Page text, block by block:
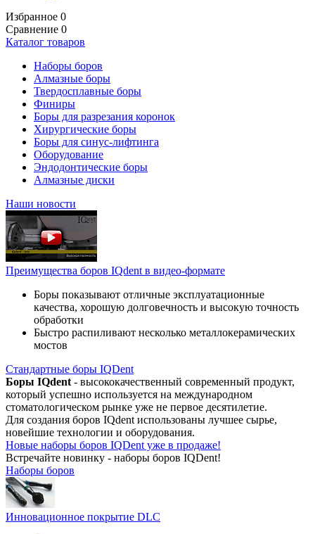
Избранное 0
Сравнение 0
Каталог товаров
Наборы боров
Алмазные боры
Твердосплавные боры
Финиры
Боры для разрезания коронок
Хирургические боры
Боры для синус-лифтинга
Оборудование
Эндодонтические боры
Алмазные диски
Наши новости
Преимущества боров IQdent в видео-формате
Боры показывают отличные эксплуатационные
качества, хорошую долговечность и высокую точность
обработки
Быстро распиливают несколько металлокерамических
мостов
Стандартные боры IQDent
Боры IQdent - высококачественный современный продукт,
который успешно используется на международном
стоматологическом рынке уже не первое десятилетие.
Для создания боров IQdent использованы лучшее сырье,
новейшие технологии и оборудования.
Новые наборы боров IQDent уже в продаже!
Встречайте новинку - наборы боров IQDent!
Наборы боров
Инновационное покрытие DLC